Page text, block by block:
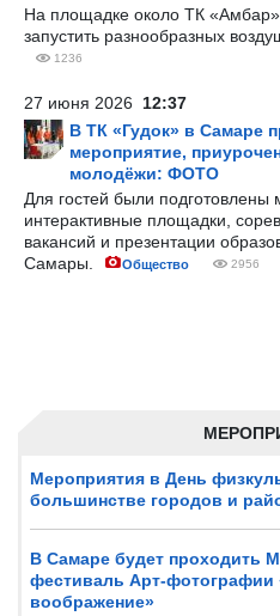
Мероприятия в День
большинстве городов и
В Самаре будет проходить
фестиваль Арт-фотографии
воображение»
На площадке около ТК
запустить разнообразных
1236
27 июня 2026 12:37
В ТК «Гудок» в Самаре
мероприятие,
молодёжи: ФОТО
Для гостей были подготовлены
интерактивные площадки,
вакансий и презентации
Самары.
Общество 2956